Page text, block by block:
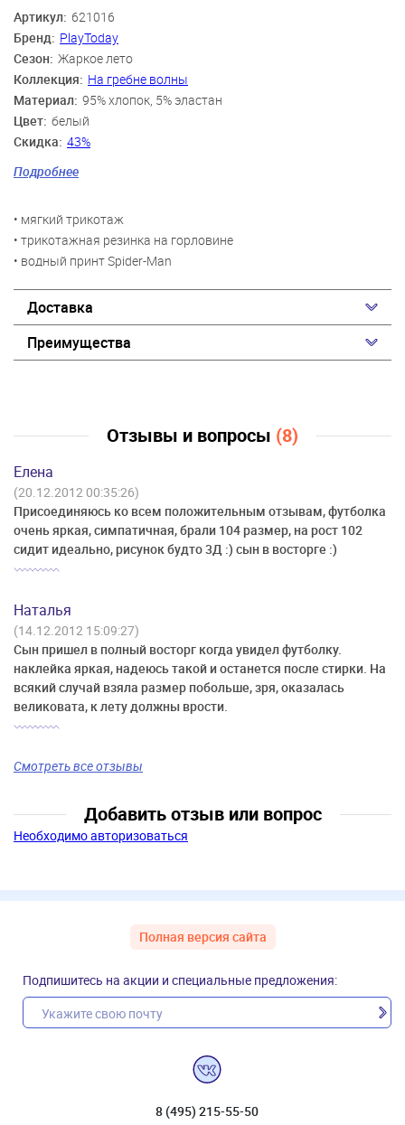
Артикул: 621016
Бренд: PlayToday
Сезон: Жаркое лето
Коллекция: На гребне волны
Материал: 95% хлопок, 5% эластан
Цвет: белый
Скидка: 43%
Мальчики
Возраст: 4 года, 5 лет, 6 лет, 7 лет, 8 лет, 9 лет
Подробнее
• мягкий трикотаж
• трикотажная резинка на горловине
• водный принт Spider-Man
Доставка
Преимущества
Отзывы и вопросы (8)
Елена
(20.12.2012 00:35:26)
Присоединяюсь ко всем положительным отзывам, футболка
очень яркая, симпатичная, брали 104 размер, на рост 102
сидит идеально, рисунок будто 3Д :) сын в восторге :)
Наталья
(14.12.2012 15:09:27)
Сын пришел в полный восторг когда увидел футболку.
наклейка яркая, надеюсь такой и останется после стирки. На
всякий случай взяла размер побольше, зря, оказалась
великовата, к лету должны врости.
Смотреть все отзывы
Добавить отзыв или вопрос
Необходимо авторизоваться
Полная версия сайта
Подпишитесь на акции и специальные предложения:
8 (495) 215-55-50